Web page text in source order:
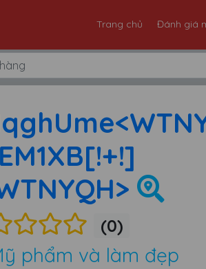
Trang chủ Đánh giá
(0)
phẩm và làm đẹp